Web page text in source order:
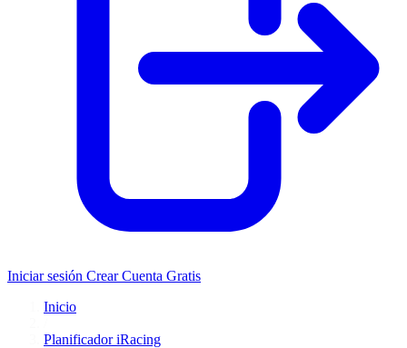
Iniciar sesión Crear Cuenta Gratis
Inicio
Planificador iRacing